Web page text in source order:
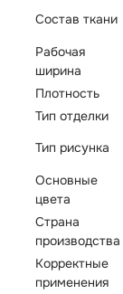
Состав ткани
Рабочая
ширина
Плотность
Тип отделки
Тип рисунка
Основные
цвета
Страна
производства
Корректные
применения